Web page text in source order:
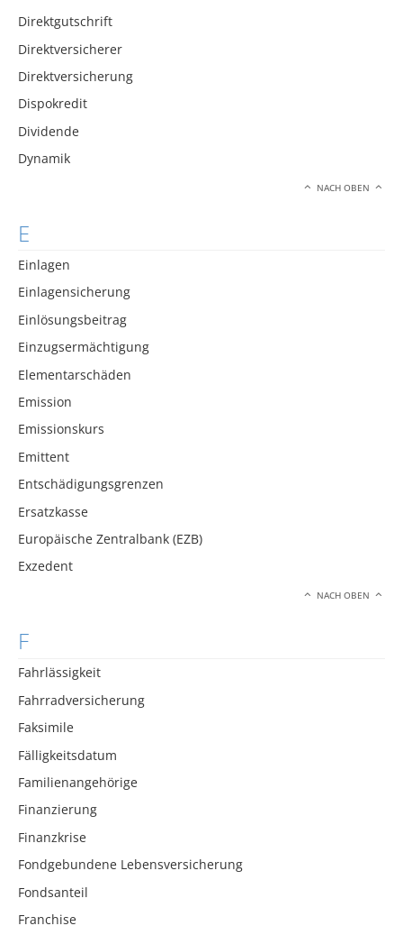
Direktgutschrift
Direktversicherer
Direktversicherung
Dispokredit
Dividende
Dynamik
NACH OBEN
E
Einlagen
Einlagensicherung
Einlösungsbeitrag
Einzugsermächtigung
Elementarschäden
Emission
Emissionskurs
Emittent
Entschädigungsgrenzen
Ersatzkasse
Europäische Zentralbank (EZB)
Exzedent
NACH OBEN
F
Fahrlässigkeit
Fahrradversicherung
Faksimile
Fälligkeitsdatum
Familienangehörige
Finanzierung
Finanzkrise
Fondgebundene Lebensversicherung
Fondsanteil
Franchise